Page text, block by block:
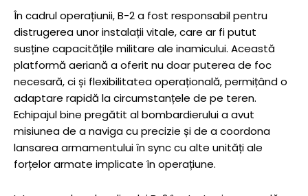
În cadrul operațiunii, B-2 a fost responsabil pentru
distrugerea unor instalații vitale, care ar fi putut
susține capacitățile militare ale inamicului. Această
platformă aeriană a oferit nu doar puterea de foc
necesară, ci și flexibilitatea operațională, permițând o
adaptare rapidă la circumstanțele de pe teren.
Echipajul bine pregătit al bombardierului a avut
misiunea de a naviga cu precizie și de a coordona
lansarea armamentului în sync cu alte unități ale
forțelor armate implicate în operațiune.